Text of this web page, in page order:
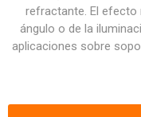
refractante. El efecto
ángulo o de la
aplicaciones sobre